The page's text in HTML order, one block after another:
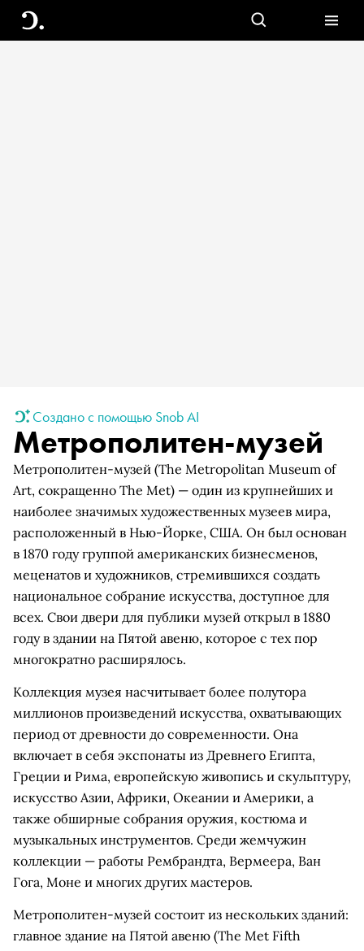
Создано с помощью Snob AI
Метрополитен-музей
Метрополитен-музей (The Metropolitan Museum of
Art, сокращенно The Met) — один из крупнейших и
наиболее значимых художественных музеев мира,
расположенный в Нью-Йорке, США. Он был основан
в 1870 году группой американских бизнесменов,
меценатов и художников, стремившихся создать
национальное собрание искусства, доступное для
всех. Свои двери для публики музей открыл в 1880
году в здании на Пятой авеню, которое с тех пор
многократно расширялось.
Коллекция музея насчитывает более полутора
миллионов произведений искусства, охватывающих
период от древности до современности. Она
включает в себя экспонаты из Древнего Египта,
Греции и Рима, европейскую живопись и скульптуру,
искусство Азии, Африки, Океании и Америки, а
также обширные собрания оружия, костюма и
музыкальных инструментов. Среди жемчужин
коллекции — работы Рембрандта, Вермеера, Ван
Гога, Моне и многих других мастеров.
Метрополитен-музей состоит из нескольких зданий:
главное здание на Пятой авеню (The Met Fifth